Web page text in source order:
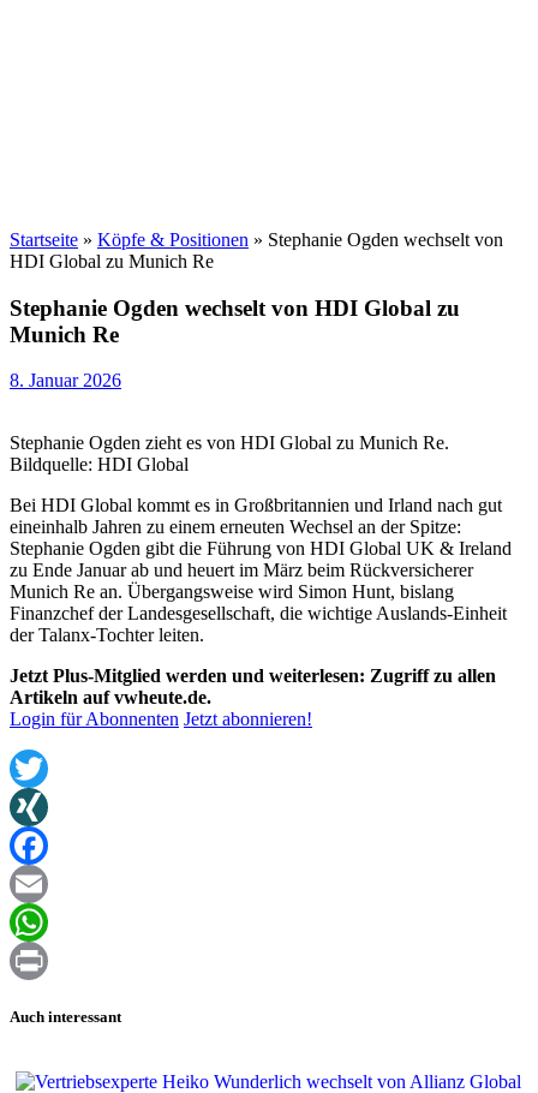
Startseite » Köpfe & Positionen » Stephanie Ogden wechselt von
HDI Global zu Munich Re
Stephanie Ogden wechselt von HDI Global zu
Munich Re
8. Januar 2026
Stephanie Ogden zieht es von HDI Global zu Munich Re.
Bildquelle: HDI Global
Bei HDI Global kommt es in Großbritannien und Irland nach gut
eineinhalb Jahren zu einem erneuten Wechsel an der Spitze:
Stephanie Ogden gibt die Führung von HDI Global UK & Ireland
zu Ende Januar ab und heuert im März beim Rückversicherer
Munich Re an. Übergangsweise wird Simon Hunt, bislang
Finanzchef der Landesgesellschaft, die wichtige Auslands-Einheit
der Talanx-Tochter leiten.
Jetzt Plus-Mitglied werden und weiterlesen: Zugriff zu allen
Artikeln auf vwheute.de.
Login für Abonnenten Jetzt abonnieren!
Twitter
XING
Facebook
Email
WhatsApp
Auch interessant